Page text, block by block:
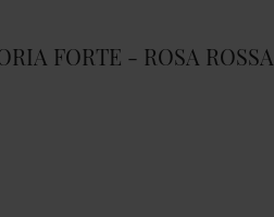
FORTE - ROSA ROSSA